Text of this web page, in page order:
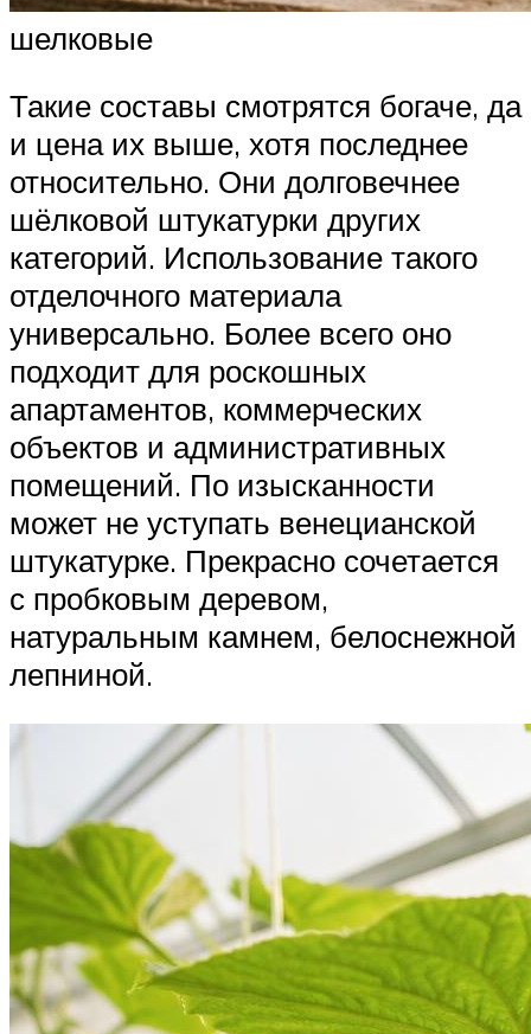
шелковые
Такие составы смотрятся богаче, да
и цена их выше, хотя последнее
относительно. Они долговечнее
шёлковой штукатурки других
категорий. Использование такого
отделочного материала
универсально. Более всего оно
подходит для роскошных
апартаментов, коммерческих
объектов и административных
помещений. По изысканности
может не уступать венецианской
штукатурке. Прекрасно сочетается
с пробковым деревом,
натуральным камнем, белоснежной
лепниной.